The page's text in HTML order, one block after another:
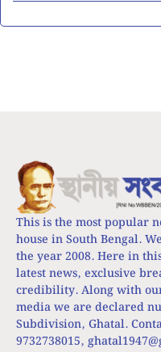
This is the most popular
house in South Bengal.
the year 2008. Here in
latest news, exclusive
credibility. Along with
media we are declared
Subdivision, Ghatal.
9732738015,